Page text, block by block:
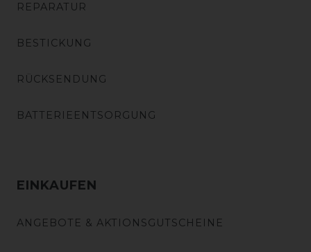
REPARATUR
BESTICKUNG
RÜCKSENDUNG
BATTERIEENTSORGUNG
EINKAUFEN
ANGEBOTE & AKTIONSGUTSCHEINE